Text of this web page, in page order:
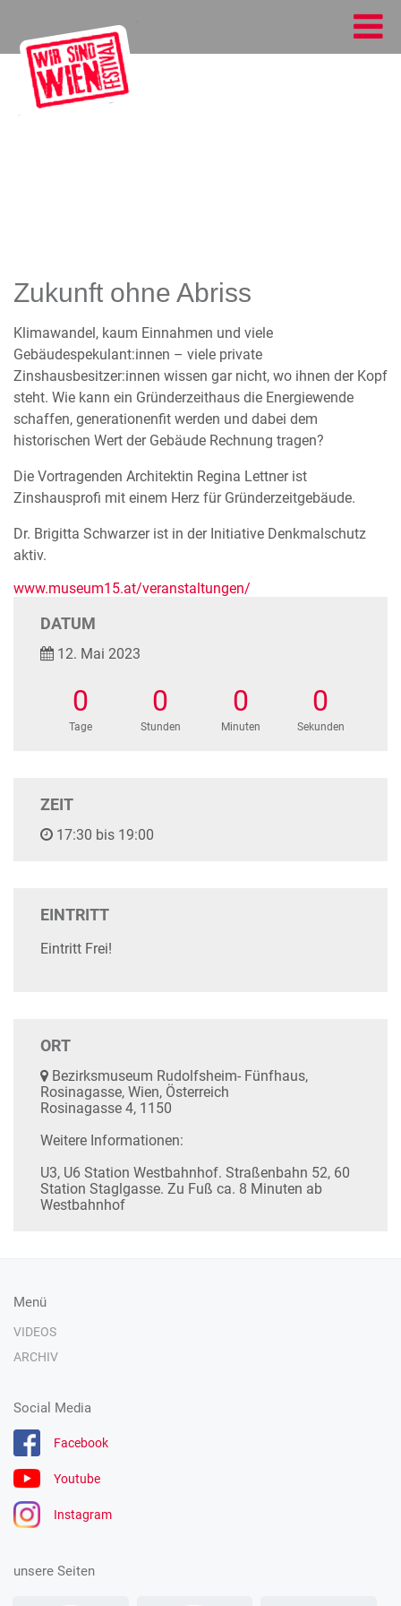
Zukunft ohne Abriss
Klimawandel, kaum Einnahmen und viele
Gebäudespekulant:innen – viele private
Zinshausbesitzer:innen wissen gar nicht, wo ihnen der Kopf
steht. Wie kann ein Gründerzeithaus die Energiewende
schaffen, generationenfit werden und dabei dem
historischen Wert der Gebäude Rechnung tragen?
Die Vortragenden Architektin Regina Lettner ist
Zinshausprofi mit einem Herz für Gründerzeitgebäude.
Dr. Brigitta Schwarzer ist in der Initiative Denkmalschutz
aktiv.
www.museum15.at/veranstaltungen/
DATUM
12. Mai 2023
0
Tage
0
Stunden
0
Minuten
0
Sekunden
ZEIT
17:30 bis 19:00
EINTRITT
Eintritt Frei!
ORT
Bezirksmuseum Rudolfsheim- Fünfhaus,
Rosinagasse, Wien, Österreich
Rosinagasse 4, 1150
Weitere Informationen:
U3, U6 Station Westbahnhof. Straßenbahn 52, 60
Station Staglgasse. Zu Fuß ca. 8 Minuten ab
Westbahnhof
Menü
VIDEOS
ARCHIV
Social Media
Facebook
Youtube
Instagram
unsere Seiten